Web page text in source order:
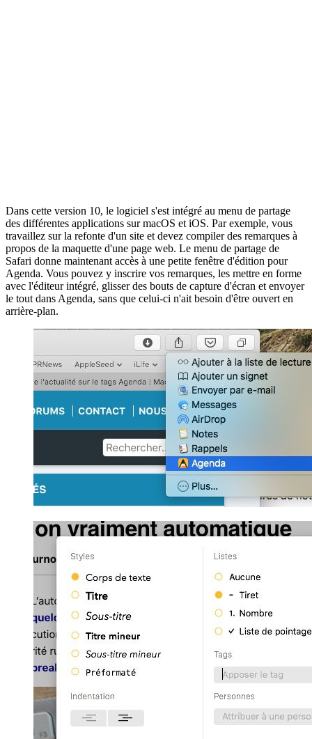
Dans cette version 10, le logiciel s'est intégré au menu de partage
des différentes applications sur macOS et iOS. Par exemple, vous
travaillez sur la refonte d'un site et devez compiler des remarques à
propos de la maquette d'une page web. Le menu de partage de
Safari donne maintenant accès à une petite fenêtre d'édition pour
Agenda. Vous pouvez y inscrire vos remarques, les mettre en forme
avec l'éditeur intégré, glisser des bouts de capture d'écran et envoyer
le tout dans Agenda, sans que celui-ci n'ait besoin d'être ouvert en
arrière-plan.